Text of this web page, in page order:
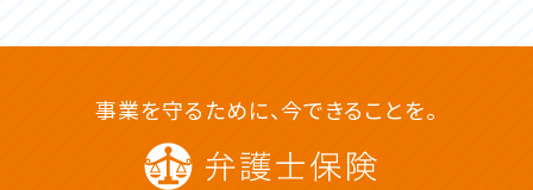
事業を守るために、今できることを。